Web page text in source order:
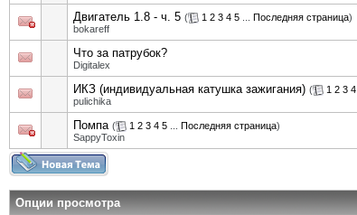
Двигатель 1.8 - ч. 5 ( 1 2 3 4 5 Последняя страница)
bokareff
Что за патрубок?
Digitalex
ИКЗ (индивидуальная катушка зажигания) ( 1 2 3 4
pulichika
Помпа ( 1 2 3 4 5 Последняя страница)
SappyToxin
Опции просмотра